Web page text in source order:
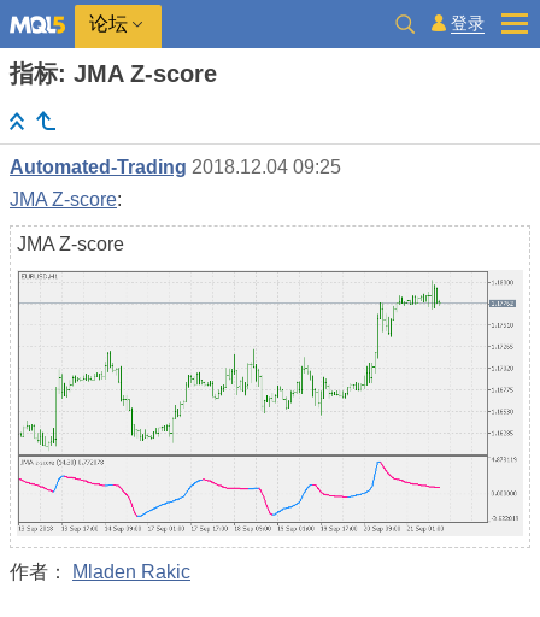
论坛 登录
指标: JMA Z-score
Automated-Trading 2018.12.04 09:25
JMA Z-score:
JMA Z-score
作者： Mladen Rakic